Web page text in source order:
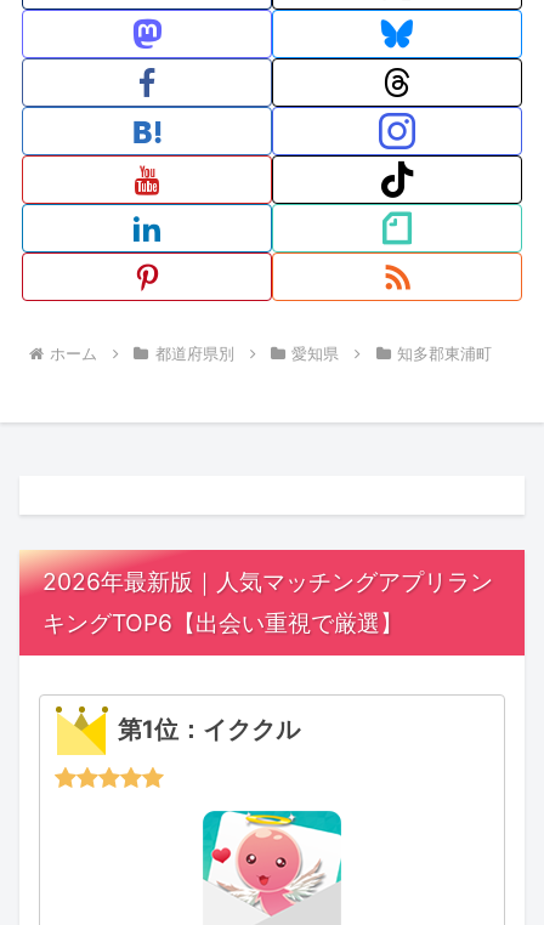
ホーム 都道府県別 愛知県 知多郡東浦町
2026年最新版｜人気マッチングアプリラン
キングTOP6【出会い重視で厳選】
第1位：イククル